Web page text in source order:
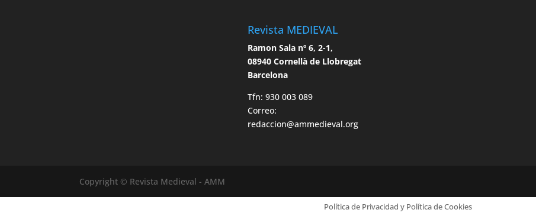
Revista MEDIEVAL
Ramon Sala nº 6, 2-1,
08940 Cornellà de Llobregat
Barcelona
Tfn: 930 003 089
Correo:
redaccion@ammedieval.org
Copyright © Revista Medieval - AMM
Política de Privacidad y Política de Cookies